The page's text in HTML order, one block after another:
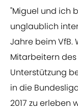
"Miguel und ich
unglaublich
Jahre beim VfB.
Mitarbeitern
Unterstützung
in die
2017 zu erleben